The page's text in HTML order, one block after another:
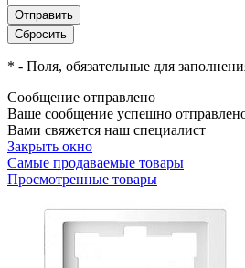
* - Поля, обязательные для
Сообщение отправлено
Ваше сообщение успешно
Вами свяжется наш специалист
Закрыть окно
Самые продаваемые товары
Просмотренные товары